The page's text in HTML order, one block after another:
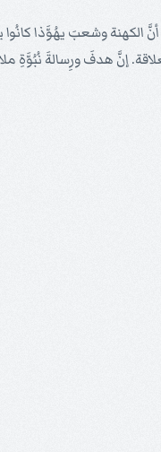
الكهنة وشعبَ يهُوَّذا
إنَّ هدفَ ورِسالةَ نُبُوَّةِ